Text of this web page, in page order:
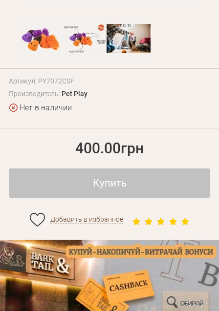
Артикул: PY7072CSF
Производитель: Pet Play
Нет в наличии
400.00грн
Купить
Добавить в избранное